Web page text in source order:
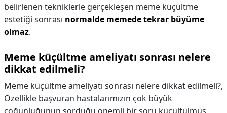
belirlenen tekniklerle gerçekleşen meme küçültme
estetiği sonrası normalde memede tekrar büyüme
olmaz.
Meme küçültme ameliyatı sonrası nelere
dikkat edilmeli?
Meme küçültme ameliyatı sonrası nelere dikkat edilmeli?,
Özellikle başvuran hastalarımızın çok büyük